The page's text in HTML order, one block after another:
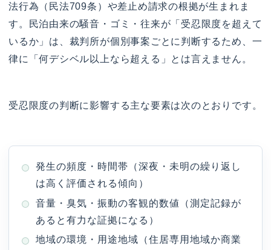
法行為（民法709条）や差止め請求の根拠が生まれま
す。民泊由来の騒音・ゴミ・往来が「受忍限度を超えて
いるか」は、裁判所が個別事案ごとに判断するため、一
律に「何デシベル以上なら超える」とは言えません。
受忍限度の判断に影響する主な要素は次のとおりです。
発生の頻度・時間帯（深夜・未明の繰り返し
は高く評価される傾向）
音量・臭気・振動の客観的数値（測定記録が
あると有力な証拠になる）
地域の環境・用途地域（住居専用地域か商業